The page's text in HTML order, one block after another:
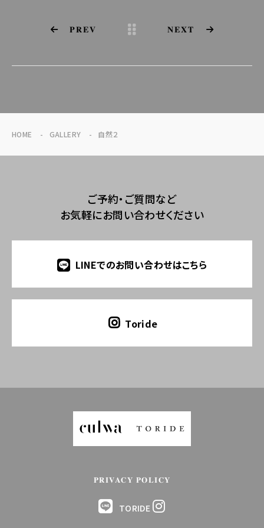
PREV NEXT
HOME GALLERY 自然２
ご予約・ご質問など
お気軽にお問い合わせください
LINEでのお問い合わせはこちら
Toride
PRIVACY POLICY
TORIDE